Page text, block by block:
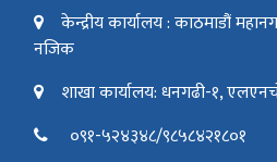
केन्द्रीय कार्यालय : काठमाडौं
नजिक
शाखा कार्यालय: धनगढी-१,
०९१-५२४३४८/९८५८४२१८०१